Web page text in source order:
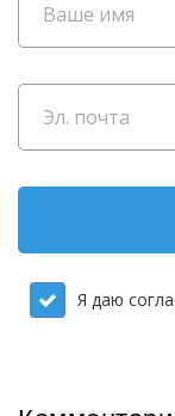
Я даю